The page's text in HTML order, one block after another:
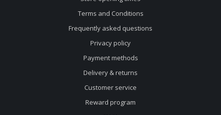
Terms and Conditions
Frequently asked questions
Privacy policy
Payment methods
Delivery & returns
Customer service
Reward program